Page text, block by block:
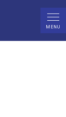
MENU